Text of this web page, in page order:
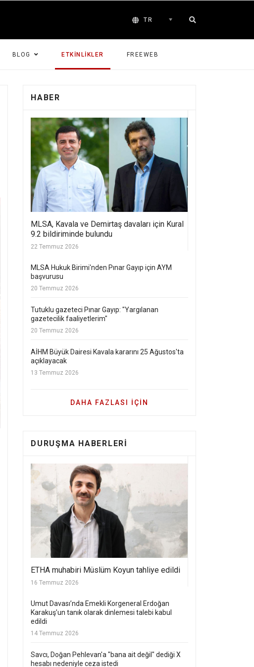
TR
BLOG ETKINLIKLER FREEWEB
HABER
MLSA, Kavala ve Demirtaş davaları için Kural
9.2 bildiriminde bulundu
22 Temmuz 2026
MLSA Hukuk Birimi'nden Pınar Gayıp için AYM
başvurusu
20 Temmuz 2026
Tutuklu gazeteci Pınar Gayıp: "Yargılanan
gazetecilik faaliyetlerim"
20 Temmuz 2026
AİHM Büyük Dairesi Kavala kararını 25 Ağustos'ta
açıklayacak
13 Temmuz 2026
DAHA FAZLASI IÇIN
DURUŞMA HABERLERI
ETHA muhabiri Müslüm Koyun tahliye edildi
16 Temmuz 2026
Umut Davası’nda Emekli Korgeneral Erdoğan
Karakuş’un tanık olarak dinlemesi talebi kabul
edildi
14 Temmuz 2026
Savcı, Doğan Pehlevan'a "bana ait değil" dediği X
hesabı nedeniyle ceza istedi